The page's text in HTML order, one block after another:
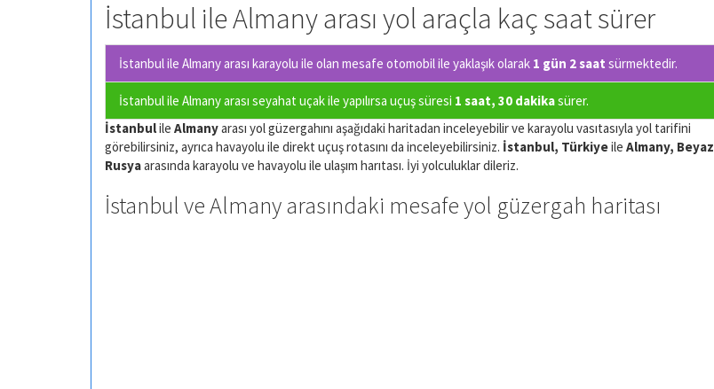
İstanbul ile Almany arası yol araçla kaç saat sürer
İstanbul ile Almany arası karayolu ile olan mesafe otomobil ile yaklaşık olarak 1 gün 2 saat sürmektedir.
İstanbul ile Almany arası seyahat uçak ile yapılırsa uçuş süresi 1 saat, 30 dakikasürer.
İstanbulile Almanyarası yol güzergahını aşağıdaki haritadan inceleyebilir ve karayolu vasıtasıyla yol tarifini
görebilirsiniz, ayrıca havayolu ile direkt uçuş rotasını da inceleyebilirsiniz. İstanbul, Türkiyeile Almany, Beyaz
Rusyaarasında karayolu ve havayolu ile ulaşım harıtası. İyi yolculuklar dileriz.
İstanbul ve Almany arasındaki mesafe yol güzergah haritası